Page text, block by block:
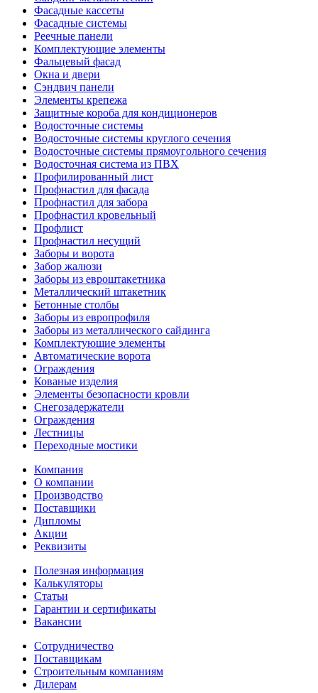
Фасадные кассеты
Фасадные системы
Реечные панели
Комплектующие элементы
Фальцевый фасад
Окна и двери
Сэндвич панели
Элементы крепежа
Защитные короба для кондиционеров
Водосточные системы
Водосточные системы круглого сечения
Водосточные системы прямоугольного сечения
Водосточная система из ПВХ
Профилированный лист
Профнастил для фасада
Профнастил для забора
Профнастил кровельный
Профлист
Профнастил несущий
Заборы и ворота
Забор жалюзи
Заборы из евроштакетника
Металлический штакетник
Бетонные столбы
Заборы из европрофиля
Заборы из металлического сайдинга
Комплектующие элементы
Автоматические ворота
Ограждения
Кованые изделия
Элементы безопасности кровли
Снегозадержатели
Ограждения
Лестницы
Переходные мостики
Компания
О компании
Производство
Поставщики
Дипломы
Акции
Реквизиты
Полезная информация
Калькуляторы
Статьи
Гарантии и сертификаты
Вакансии
Сотрудничество
Поставщикам
Строительным компаниям
Дилерам